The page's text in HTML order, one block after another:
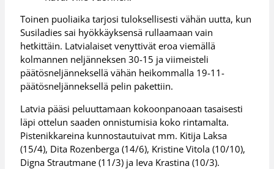
Toinen puoliaika tarjosi tuloksellisesti vähän uutta, kun
Susiladies sai hyökkäyksensä rullaamaan vain
hetkittäin. Latvialaiset venyttivät eroa viemällä
kolmannen neljänneksen 30-15 ja viimeisteli
päätösneljänneksellä vähän heikommalla 19-11-
päätösneljänneksellä pelin pakettiin.
Latvia pääsi peluuttamaan kokoonpanoaan tasaisesti
läpi ottelun saaden onnistumisia koko rintamalta.
Pistenikkareina kunnostautuivat mm. Kitija Laksa
(15/4), Dita Rozenberga (14/6), Kristine Vitola (10/10),
Digna Strautmane (11/3) ja Ieva Krastina (10/3).